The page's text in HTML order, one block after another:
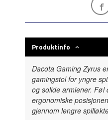
Produktinfo
Dacota Gaming Zyrus
gamingstolfor yngre
og solide armlener. Føl
ergonomiske
gjennom lengre